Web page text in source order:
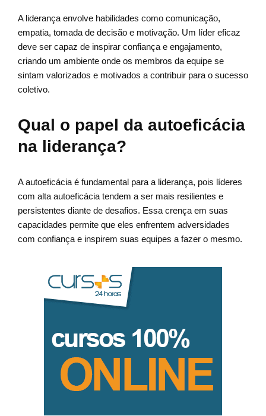
A liderança envolve habilidades como comunicação,
empatia, tomada de decisão e motivação. Um líder eficaz
deve ser capaz de inspirar confiança e engajamento,
criando um ambiente onde os membros da equipe se
sintam valorizados e motivados a contribuir para o sucesso
coletivo.
Qual o papel da autoeficácia
na liderança?
A autoeficácia é fundamental para a liderança, pois líderes
com alta autoeficácia tendem a ser mais resilientes e
persistentes diante de desafios. Essa crença em suas
capacidades permite que eles enfrentem adversidades
com confiança e inspirem suas equipes a fazer o mesmo.